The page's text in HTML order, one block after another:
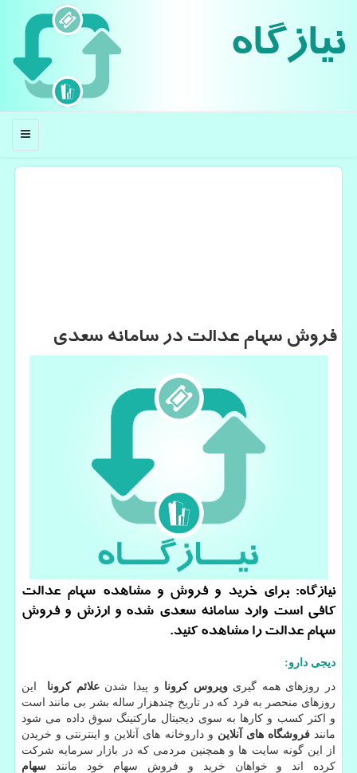
نیازگاه
منو
فروش سهام عدالت در سامانه سعدی
نیازگاه: برای خرید و فروش و مشاهده سهام عدالت
كافی است وارد سامانه سعدی شده و ارزش و فروش
سهام عدالت را مشاهده كنید.
دیجی دارو:
در روزهای همه گیریویروس کرونا و پیدا شدنعلائم کرونا این
روزهای منحصر به فرد که در تاریخ چندهزار ساله بشر بی مانند است
و اکثر کسب و کارها به سوی دیجیتال مارکتینگ سوق داده می شود
مانندفروشگاه های آنلاین و داروخانه های آنلاین و اینترنتی و خریدن
از این گونه سایت ها و همچنین مردمی که در بازار سرمایه شرکت
کرده اند و خواهان خرید و فروش سهام خود مانند سهام